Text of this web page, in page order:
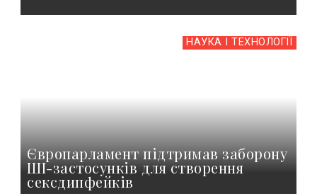
НАУКА І ТЕХНОЛОГІЇ
Європарламент підтримав заборону
ШІ-застосунків для створення
сексдипфейків